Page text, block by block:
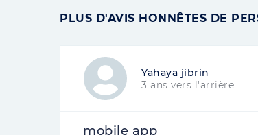
PLUS D'AVIS HONNÊTES DE
Yahaya jibrin
3 ans vers l'arrière
mobile app